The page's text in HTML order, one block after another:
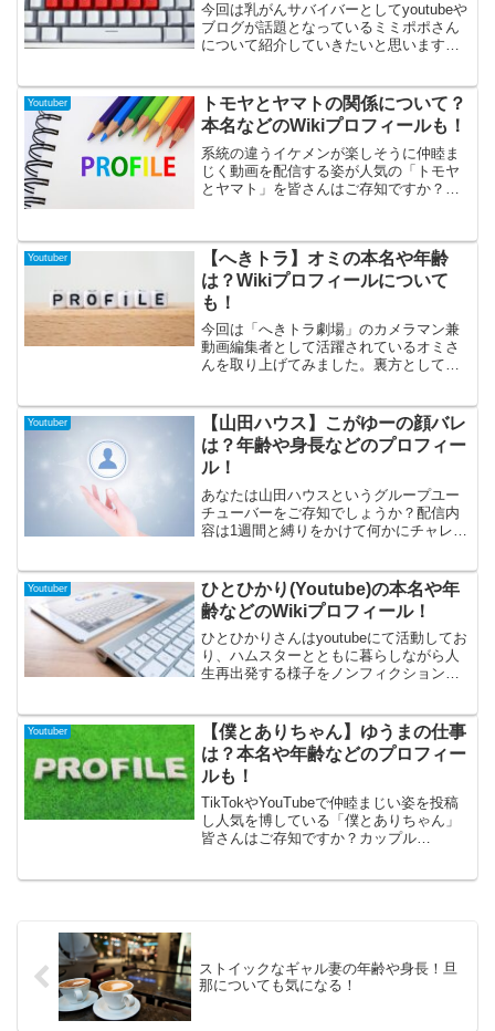
今回は乳がんサバイバーとしてyoutubeや
ブログが話題となっているミミポポさん
について紹介していきたいと思います。
治療、これまでの経過などを赤裸々に綴
っている方です。同じ乳がんやほかの病
気などに悩むたくさんの方が勇気をもら
っている、励みになると注目されていま
す。そんなミミポポさんのこれまでの活
動やプロフィールなどについても詳しく
Youtuber
トモヤとヤマトの関係について？
本名などのWikiプロフィールも！
系統の違うイケメンが楽しそうに仲睦ま
じく動画を配信する姿が人気の「トモヤ
とヤマト」を皆さんはご存知ですか？そ
ルについて今回は調べてみましたので、
是非最後までご覧ください！
Youtuber
【へきトラ】オミの本名や年齢
は？Wikiプロフィールについて
も！
今回は「へきトラ劇場」のカメラマン兼
動画編集者として活躍されているオミさ
んを取り上げてみました。裏方として活
こありそうです。そんなオミさんの本名
や年齢などのプロフィールについて探っ
てみましたので、よかったらチェックし
てみて下さいね！
Youtuber
【山田ハウス】こがゆーの顔バレ
は？年齢や身長などのプロフィー
ル！
あなたは山田ハウスというグループユー
チューバーをご存知でしょうか？配信内
容は1週間と縛りをかけて何かにチャレン
ムなどを楽しむという動画もたくさんあ
げており人気となっています。そのメン
バーのこがゆーさんを今回は紹介してい
きます。
Youtuber
ひとひかり(Youtube)の本名や年
齢などのWikiプロフィール！
ひとひかりさんはyoutubeにて活動してお
り、ハムスターとともに暮らしながら人
生再出発する様子をノンフィクションで
をもらう方も多いのかもしれません。そ
んなひとひかりさんのプロフィールなど
をまとめてみました。
Youtuber
【僕とありちゃん】ゆうまの仕事
は？本名や年齢などのプロフィー
ルも！
TikTokやYouTubeで仲睦まじい姿を投稿
し人気を博している「僕とありちゃん」
皆さんはご存知ですか？カップル
ー！
ストイックなギャル妻の年齢や身長！旦
那についても気になる！